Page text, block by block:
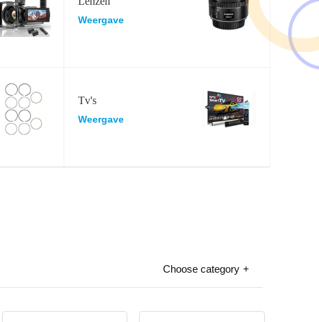
Weergave
Tv's
Weergave
Choose category